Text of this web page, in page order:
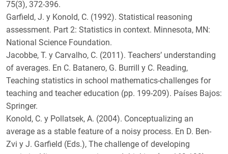
75(3), 372-396.
Garfield, J. y Konold, C. (1992). Statistical reasoning
assessment. Part 2: Statistics in context. Minnesota, MN:
National Science Foundation.
Jacobbe, T. y Carvalho, C. (2011). Teachers’ understanding
of averages. En C. Batanero, G. Burrill y C. Reading,
Teaching statistics in school mathematics-challenges for
teaching and teacher education (pp. 199-209). Países Bajos:
Springer.
Konold, C. y Pollatsek, A. (2004). Conceptualizing an
average as a stable feature of a noisy process. En D. Ben-
Zvi y J. Garfield (Eds.), The challenge of developing